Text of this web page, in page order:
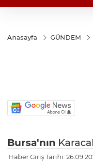
Anasayfa GÜNDEM
Bursa'nın
Haber Giriş Tarihi: